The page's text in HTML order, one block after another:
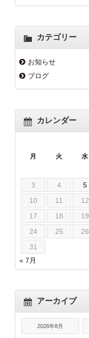
カテゴリー
お知らせ
ブログ
カレンダー
月 火 水
3
4 5
10
11 12
17
18 19
24
25 26
31
« 7月
アーカイブ
2026年8月